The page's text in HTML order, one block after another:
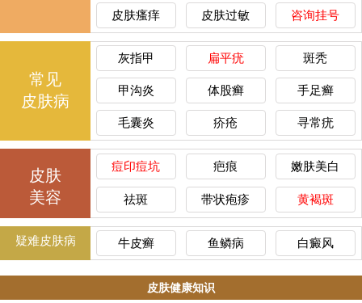
皮肤瘙痒 皮肤过敏 咨询挂号
常见
皮肤病
灰指甲 扁平疣 斑秃
甲沟炎 体股癣 手足癣
毛囊炎 疥疮 寻常疣
皮肤
美容
痘印痘坑 疤痕 嫩肤美白
祛斑 带状疱疹 黄褐斑
疑难皮肤病 牛皮癣 鱼鳞病 白癜风
皮肤健康知识